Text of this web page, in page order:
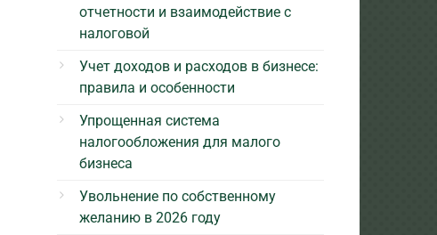
отчетности и взаимодействие с
налоговой
Учет доходов и расходов в бизнесе:
правила и особенности
Упрощенная система
налогообложения для малого
бизнеса
Увольнение по собственному
желанию в 2026 году